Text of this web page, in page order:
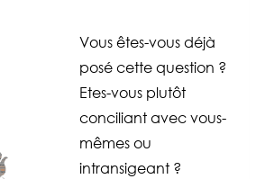
Vous êtes-vous déjà
posé cette question ?
Etes-vous plutôt
conciliant avec vous-
mêmes ou
intransigeant ?